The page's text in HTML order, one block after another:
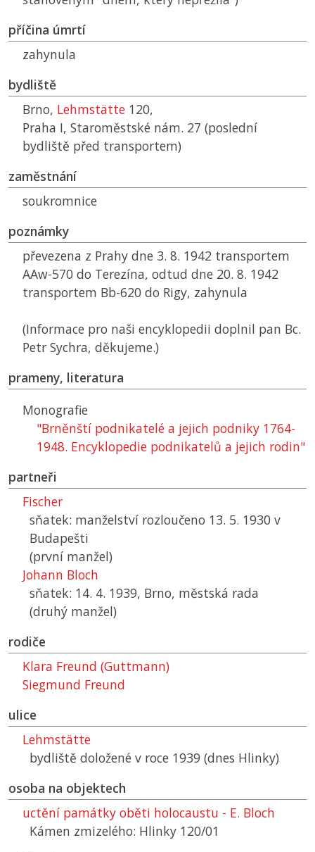
příčina úmrtí
zahynula
bydliště
Brno, Lehmstätte 120,
Praha I, Staroměstské nám. 27 (poslední
bydliště před transportem)
zaměstnání
soukromnice
poznámky
převezena z Prahy dne 3. 8. 1942 transportem
AAw-570 do Terezína, odtud dne 20. 8. 1942
transportem Bb-620 do Rigy, zahynula
(Informace pro naši encyklopedii doplnil pan Bc.
Petr Sychra, děkujeme.)
prameny, literatura
Monografie
"Brněnští podnikatelé a jejich podniky 1764-
1948. Encyklopedie podnikatelů a jejich rodin"
partneři
Fischer
sňatek: manželství rozloučeno 13. 5. 1930 v
Budapešti
(první manžel)
Johann Bloch
sňatek: 14. 4. 1939, Brno, městská rada
(druhý manžel)
rodiče
Klara Freund (Guttmann)
Siegmund Freund
ulice
Lehmstätte
bydliště doložené v roce 1939 (dnes Hlinky)
osoba na objektech
uctění památky oběti holocaustu - E. Bloch
Kámen zmizelého: Hlinky 120/01